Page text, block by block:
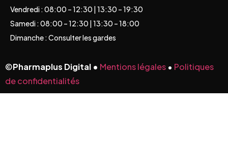
Vendredi : 08:00 – 12:30 | 13:30 – 19:30
Samedi : 08:00 – 12:30 | 13:30 – 18:00
Dimanche : Consulter les gardes
©Pharmaplus Digital • Mentions légales • Politiques
de confidentialités